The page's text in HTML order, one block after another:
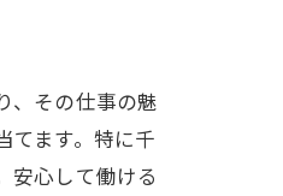
、その仕事の魅
てます。特に千
安心して働ける